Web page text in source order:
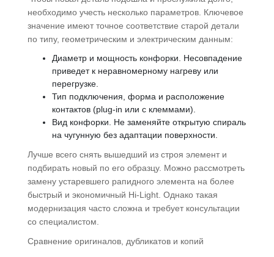
необходимо учесть несколько параметров. Ключевое
значение имеют точное соответствие старой детали
по типу, геометрическим и электрическим данным:
Диаметр и мощность конфорки. Несовпадение
приведет к неравномерному нагреву или
перегрузке.
Тип подключения, форма и расположение
контактов (plug-in или с клеммами).
Вид конфорки. Не заменяйте открытую спираль
на чугунную без адаптации поверхности.
Лучше всего снять вышедший из строя элемент и
подбирать новый по его образцу. Можно рассмотреть
замену устаревшего рапидного элемента на более
быстрый и экономичный Hi-Light. Однако такая
модернизация часто сложна и требует консультации
со специалистом.
Сравнение оригиналов, дубликатов и копий